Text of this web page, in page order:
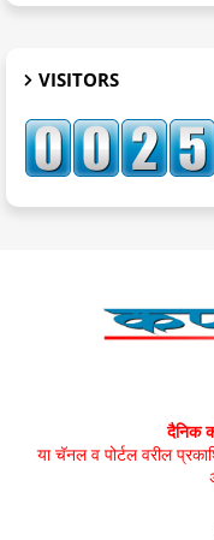
VISITORS
दैनिक
या चॅनल व पोर्टल वरील